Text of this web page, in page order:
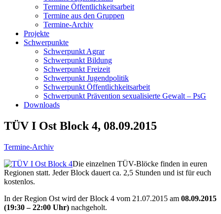
Termine Öffentlichkeitsarbeit
Termine aus den Gruppen
Termine-Archiv
Projekte
Schwerpunkte
Schwerpunkt Agrar
Schwerpunkt Bildung
Schwerpunkt Freizeit
Schwerpunkt Jugendpolitik
Schwerpunkt Öffentlichkeitsarbeit
Schwerpunkt Prävention sexualisierte Gewalt – PsG
Downloads
TÜV I Ost Block 4, 08.09.2015
Termine-Archiv
Die einzelnen TÜV-Blöcke finden in euren
Regionen statt. Jeder Block dauert ca. 2,5 Stunden und ist für euch
kostenlos.
In der Region Ost wird der Block 4 vom 21.07.2015 am 08.09.2015
(19:30 – 22:00 Uhr) nachgeholt.